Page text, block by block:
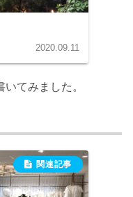
2020.09.11
てみました。